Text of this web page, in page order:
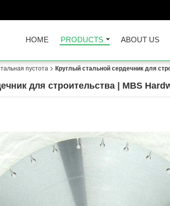
HOME PRODUCTS ABOUT US
пустота Круглый стальной сердечник для
для строительства | MBS